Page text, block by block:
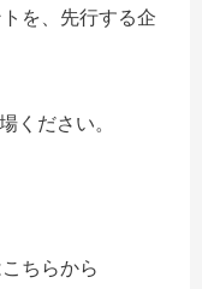
を、先行する企
ください。
ちらから